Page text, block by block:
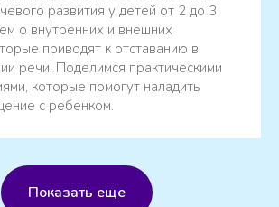
развития у детей от 2 до 3
о внутренних и внешних
приводят к отставанию в
речи. Поделимся практическими
которые помогут наладить
с ребенком.
Показать еще